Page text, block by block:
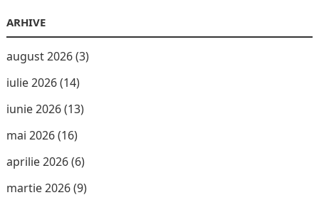
ARHIVE
august 2026(3)
iulie 2026(14)
iunie 2026(13)
mai 2026(16)
aprilie 2026(6)
martie 2026(9)